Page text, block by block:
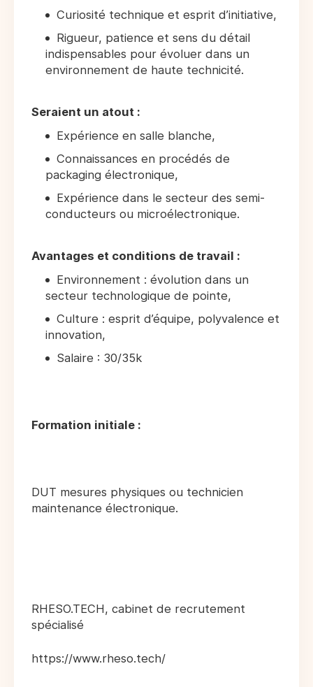
Curiosité technique et esprit d’initiative,
Rigueur, patience et sens du détail
indispensables pour évoluer dans un
environnement de haute technicité.
Seraient un atout :
Expérience en salle blanche,
Connaissances en procédés de
packaging électronique,
Expérience dans le secteur des semi-
conducteurs ou microélectronique.
Avantages et conditions de travail :
Environnement : évolution dans un
secteur technologique de pointe,
Culture : esprit d’équipe, polyvalence et
innovation,
Salaire : 30/35k
Formation initiale :
DUT mesures physiques ou technicien
maintenance électronique.
RHESO.TECH, cabinet de recrutement
spécialisé
https://www.rheso.tech/